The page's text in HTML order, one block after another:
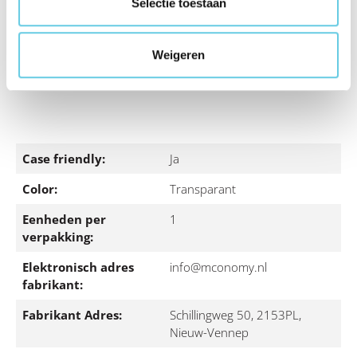
Weigeren
aanbrengen van de screenprotector. Dit zorgt ervoor
dat de lijmlaag warm wordt en beter hecht. Het is
Case friendly:
Ja
Color:
Transparant
Eenheden per
verpakking:
1
Elektronisch adres
fabrikant:
info@mconomy.nl
Fabrikant Adres:
Schillingweg 50, 2153PL,
Nieuw-Vennep